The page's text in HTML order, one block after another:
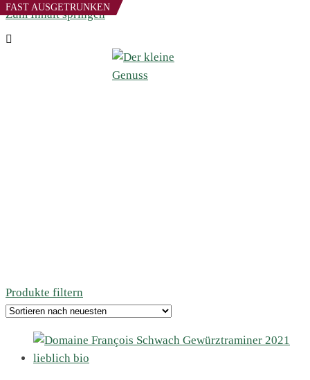
Zum Inhalt springen
Produkte filtern
FAST AUSGETRUNKEN